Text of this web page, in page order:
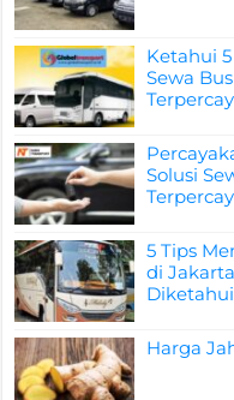
Ketahui
Sewa
Solusi
5 Tips
di
Diketahui
Harga